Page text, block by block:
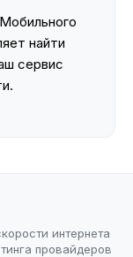
найти
сервис
интернета
провайдеров